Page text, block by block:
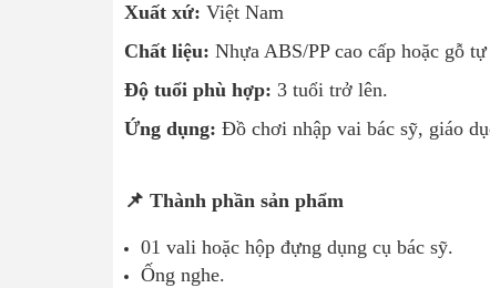
Xuất xứ: Việt Nam
Chất liệu: Nhựa ABS/PP cao cấp hoặc gỗ
Độ tuổi phù hợp: 3 tuổi trở lên.
Ứng dụng: Đồ chơi nhập vai bác sỹ, giáo
📌 Thành phần sản phẩm
01 vali hoặc hộp đựng dụng cụ bác sỹ.
Ống nghe.